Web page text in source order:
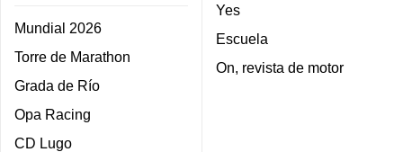
Mundial 2026
Torre de Marathon
Grada de Río
Opa Racing
CD Lugo
Yes
Escuela
On, revista de motor